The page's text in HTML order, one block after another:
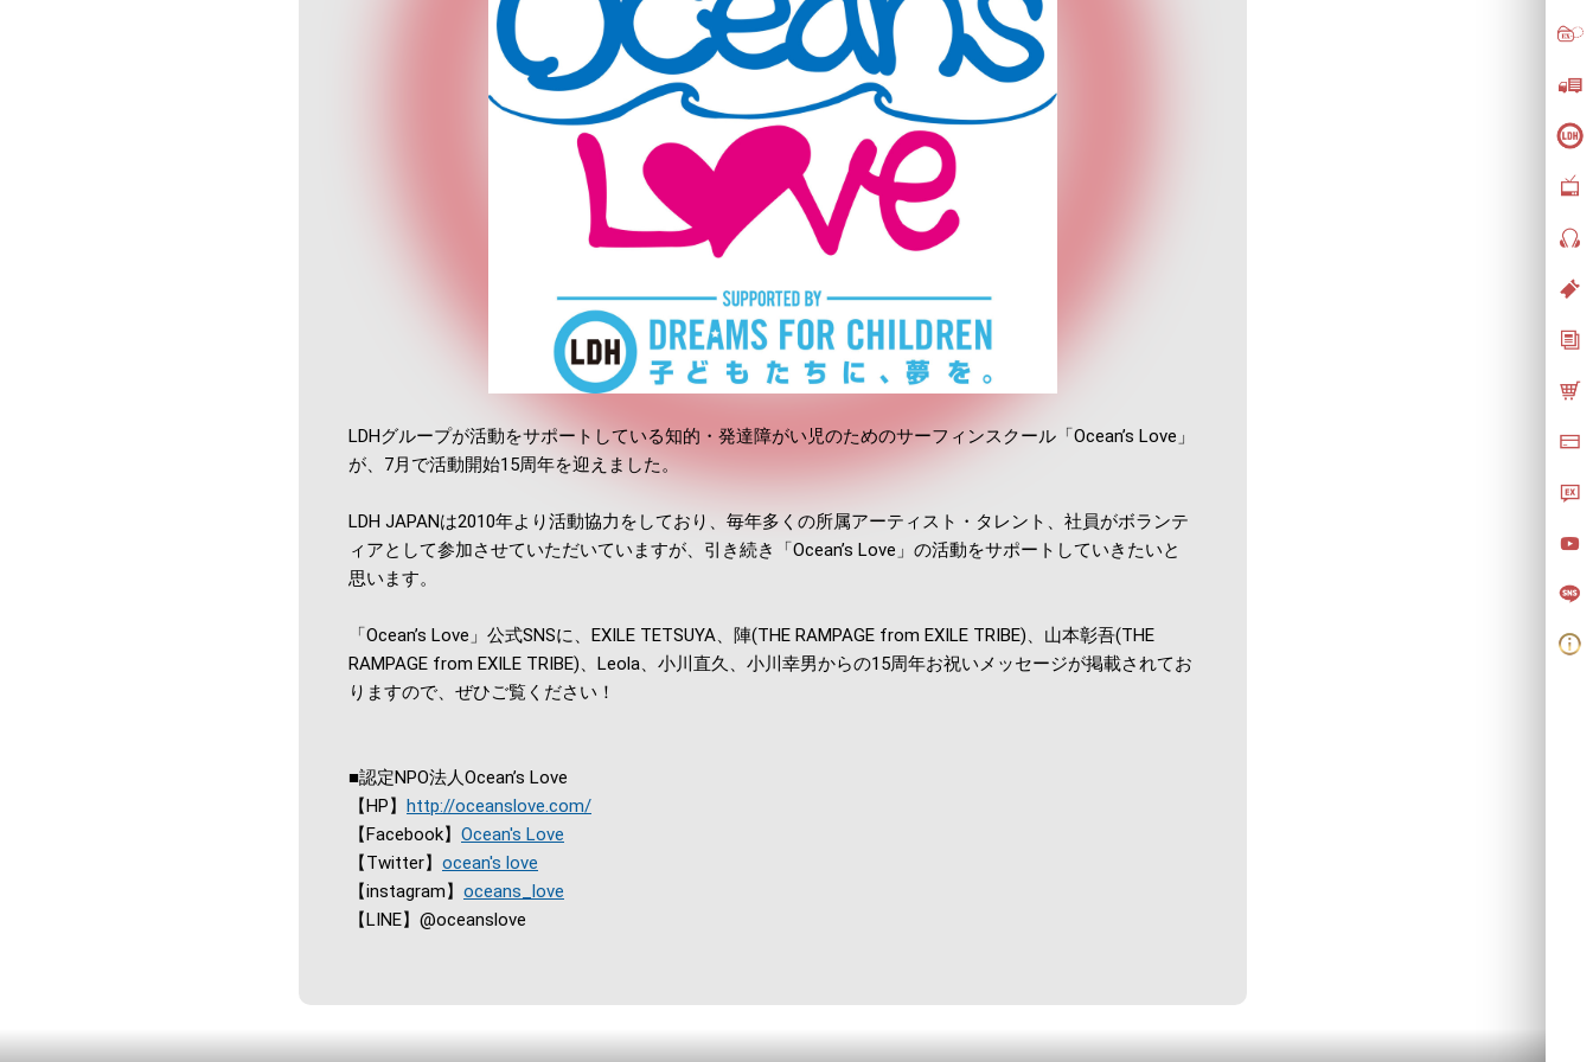
LDHグループが活動をサポートしている知的・発達障がい児のためのサーフィンスクール「Ocean’s Love」
が、7月で活動開始15周年を迎えました。
LDH JAPANは2010年より活動協力をしており、毎年多くの所属アーティスト・タレント、社員がボランテ
ィアとして参加させていただいていますが、引き続き「Ocean’s Love」の活動をサポートしていきたいと
思います。
「Ocean’s Love」公式SNSに、EXILE TETSUYA、陣(THE RAMPAGE from EXILE TRIBE)、山本彰吾(THE
RAMPAGE from EXILE TRIBE)、Leola、小川直久、小川幸男からの15周年お祝いメッセージが掲載されてお
りますので、ぜひご覧ください！
■認定NPO法人Ocean’s Love
【HP】 http://oceanslove.com/
【Facebook】 Ocean's Love
【Twitter】 ocean's love
【instagram】 oceans_love
【LINE】@oceanslove